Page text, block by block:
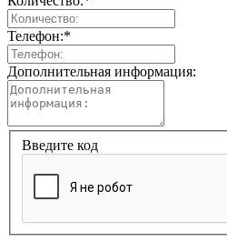
Телефон:*
Дополнительная информация:
Введите код